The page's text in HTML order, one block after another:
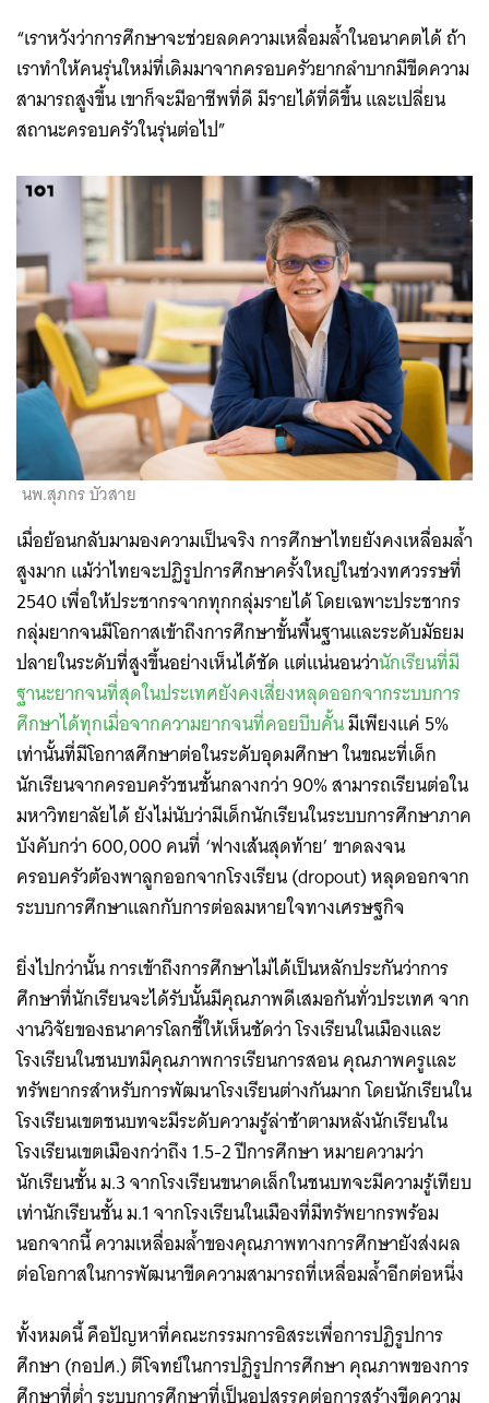
“เราหวังว่าการศึกษาจะช่วยลดความเหลื่อมล้ำในอนาคตได้ ถ้า
เราทำให้คนรุ่นใหม่ที่เดิมมาจากครอบครัวยากลำบากมีขีดความ
สามารถสูงขึ้น เขาก็จะมีอาชีพที่ดี มีรายได้ที่ดีขึ้น และเปลี่ยน
สถานะครอบครัวในรุ่นต่อไป”
นพ.สุภกร บัวสาย
เมื่อย้อนกลับมามองความเป็นจริง การศึกษาไทยยังคงเหลื่อมล้ำ
สูงมาก แม้ว่าไทยจะปฏิรูปการศึกษาครั้งใหญ่ในช่วงทศวรรษที่
2540 เพื่อให้ประชากรจากทุกกลุ่มรายได้ โดยเฉพาะประชากร
กลุ่มยากจนมีโอกาสเข้าถึงการศึกษาขั้นพื้นฐานและระดับมัธยม
ปลายในระดับที่สูงขึ้นอย่างเห็นได้ชัด แต่แน่นอนว่านักเรียนที่มี
ฐานะยากจนที่สุดในประเทศยังคงเสี่ยงหลุดออกจากระบบการ
ศึกษาได้ทุกเมื่อจากความยากจนที่คอยบีบคั้นมีเพียงแค่ 5%
เท่านั้นที่มีโอกาสศึกษาต่อในระดับอุดมศึกษา ในขณะที่เด็ก
นักเรียนจากครอบครัวชนชั้นกลางกว่า 90% สามารถเรียนต่อใน
มหาวิทยาลัยได้ ยังไม่นับว่ามีเด็กนักเรียนในระบบการศึกษาภาค
บังคับกว่า 600,000 คนที่ ‘ฟางเส้นสุดท้าย’ ขาดลงจน
ครอบครัวต้องพาลูกออกจากโรงเรียน (dropout) หลุดออกจาก
ระบบการศึกษาแลกกับการต่อลมหายใจทางเศรษฐกิจ
ยิ่งไปกว่านั้น การเข้าถึงการศึกษาไม่ได้เป็นหลักประกันว่าการ
ศึกษาที่นักเรียนจะได้รับนั้นมีคุณภาพดีเสมอกันทั่วประเทศ จาก
งานวิจัยของธนาคารโลกชี้ให้เห็นชัดว่า โรงเรียนในเมืองและ
โรงเรียนในชนบทมีคุณภาพการเรียนการสอน คุณภาพครูและ
ทรัพยากรสำหรับการพัฒนาโรงเรียนต่างกันมาก โดยนักเรียนใน
โรงเรียนเขตชนบทจะมีระดับความรู้ล่าช้าตามหลังนักเรียนใน
โรงเรียนเขตเมืองกว่าถึง 1.5-2 ปีการศึกษา หมายความว่า
นักเรียนชั้น ม.3 จากโรงเรียนขนาดเล็กในชนบทจะมีความรู้เทียบ
เท่านักเรียนชั้น ม.1 จากโรงเรียนในเมืองที่มีทรัพยากรพร้อม
นอกจากนี้ ความเหลื่อมล้ำของคุณภาพทางการศึกษายังส่งผล
ต่อโอกาสในการพัฒนาขีดความสามารถที่เหลื่อมล้ำอีกต่อหนึ่ง
ทั้งหมดนี้ คือปัญหาที่คณะกรรมการอิสระเพื่อการปฏิรูปการ
ศึกษา (กอปศ.) ตีโจทย์ในการปฏิรูปการศึกษา คุณภาพของการ
ศึกษาที่ต่ำ ระบบการศึกษาที่เป็นอุปสรรคต่อการสร้างขีดความ